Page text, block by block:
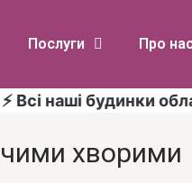
Послуги Про
будинки обладнані
хворими